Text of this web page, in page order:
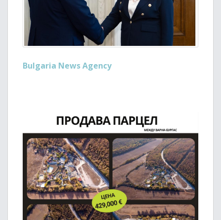
Bulgaria News Agency